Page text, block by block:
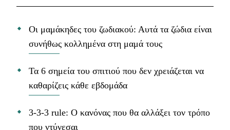
Οι μαμάκηδες του ζωδιακού: Αυτά τα ζώδια είναι
συνήθως κολλημένα στη μαμά τους
Τα 6 σημεία του σπιτιού που δεν χρειάζεται να
καθαρίζεις κάθε εβδομάδα
3-3-3 rule: Ο κανόνας που θα αλλάξει τον τρόπο
που ντύνεσαι